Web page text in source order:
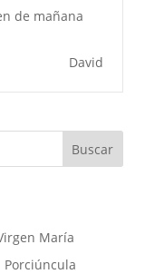
de mañana
David
Buscar
María